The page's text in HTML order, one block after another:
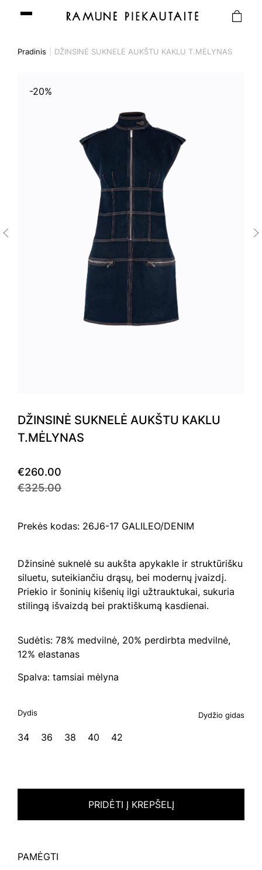
Pradinis DŽINSINĖ SUKNELĖ AUKŠTU KAKLU T.MĖLYNAS
-20%
DŽINSINĖ SUKNELĖ AUKŠTU KAKLU
T.MĖLYNAS
€260.00
€325.00
Prekės kodas: 26J6-17 GALILEO/DENIM
Džinsinė suknelė su aukšta apykakle ir struktūrišku
siluetu, suteikiančiu drąsų, bei modernų įvaizdį.
Priekio ir šoninių kišenių ilgi užtrauktukai, sukuria
stilingą išvaizdą bei praktiškumą kasdienai.
Sudėtis: 78% medvilnė, 20% perdirbta medvilnė,
12% elastanas
Spalva: tamsiai mėlyna
Dydis Dydžio gidas
34 36 38 40 42
PRIDĖTI Į KREPŠELĮ
PAMĖGTI